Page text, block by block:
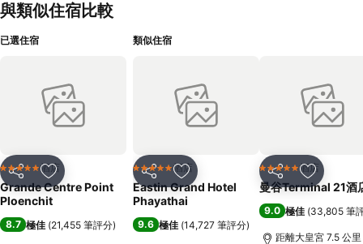
與類似住宿比較
已選住宿
分享 放到收藏夾
5 星級 酒店
Grande Centre Point
Ploenchit
8.7 極佳 (21,455 筆評分)
類似住宿
分享 放到收藏夾
5 星級 酒店
Eastin Grand Hotel
Phayathai
9.6 極佳 (14,727 筆評分)
分享 放到收藏
5 星級 酒店
曼谷Terminal 21酒
9.0 極佳 (33,805 筆
距離大皇宮 7.5 公里